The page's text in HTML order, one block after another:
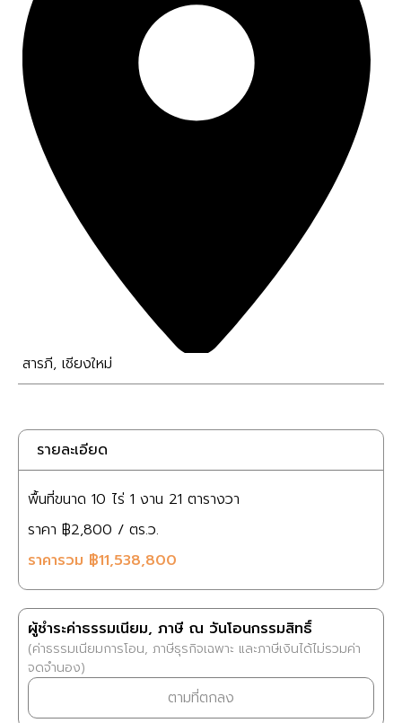
สารภี, เชียงใหม่
รายละเอียด
พื้นที่ขนาด 10 ไร่ 1 งาน 21 ตารางวา
ราคา ฿2,800 / ตร.ว.
ราคารวม ฿11,538,800
ผู้ชำระค่าธรรมเนียม, ภาษี ณ วันโอนกรรมสิทธิ์
(ค่าธรรมเนียมการโอน, ภาษีธุรกิจเฉพาะ และภาษีเงินได้ไม่รวมค่า
จดจำนอง)
ตามที่ตกลง